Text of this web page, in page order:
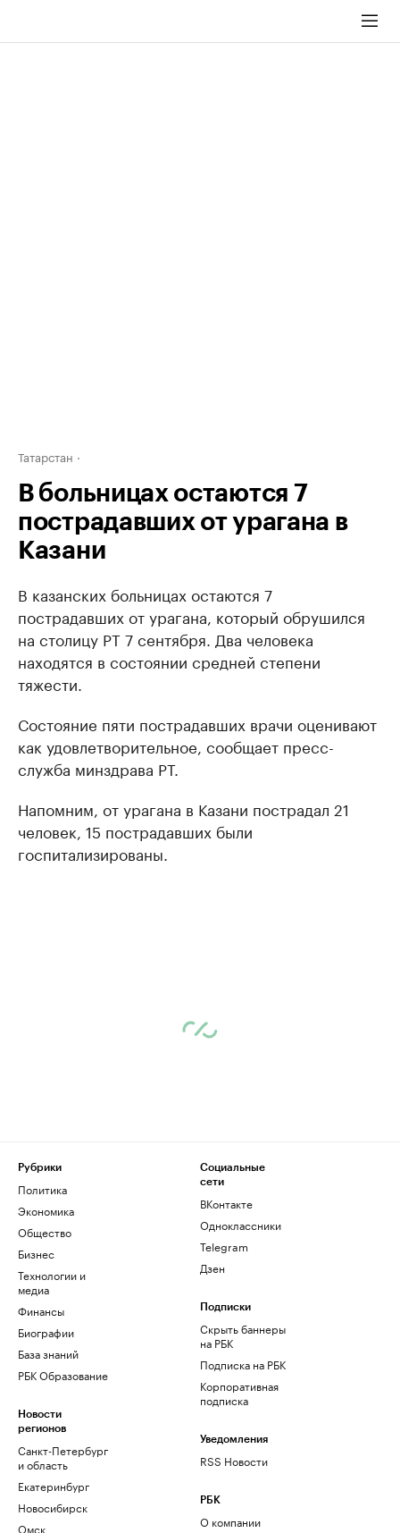
Татарстан
В больницах остаются 7
пострадавших от урагана в
Казани
В казанских больницах остаются 7
пострадавших от урагана, который обрушился
на столицу РТ 7 сентября. Два человека
находятся в состоянии средней степени
тяжести.
Состояние пяти пострадавших врачи оценивают
как удовлетворительное, сообщает пресс-
служба минздрава РТ.
Напомним, от урагана в Казани пострадал 21
человек, 15 пострадавших были
госпитализированы.
Рубрики
Политика
Экономика
Общество
Бизнес
Технологии и
медиа
Финансы
Биографии
База знаний
РБК Образование
Новости
регионов
Санкт-Петербург
и область
Екатеринбург
Новосибирск
Омск
Социальные
сети
ВКонтакте
Одноклассники
Telegram
Дзен
Подписки
Скрыть баннеры
на РБК
Подписка на РБК
Корпоративная
подписка
Уведомления
RSS Новости
РБК
О компании